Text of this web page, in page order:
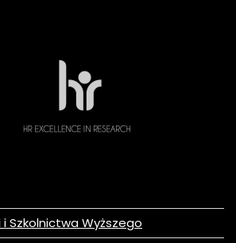
Szkolnictwa Wyższego